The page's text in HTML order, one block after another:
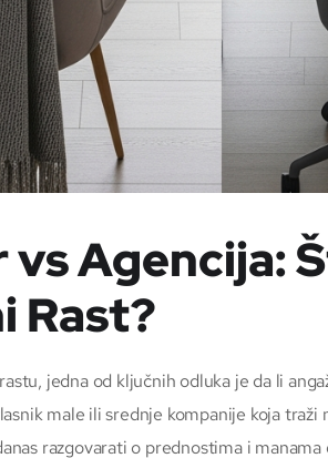
vs Agencija:
Rast?
jedna od ključnih odluka je da li
male ili srednje kompanije koja
razgovarati o prednostima i manama